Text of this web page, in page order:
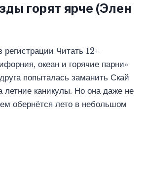
горят ярче (Элен
регистрации Читать 12+
океан и горячие парни»
попыталась заманить Скай
летние каникулы. Но она даже не
обернётся лето в небольшом